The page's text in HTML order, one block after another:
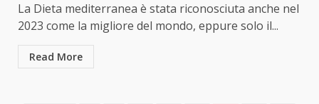
La Dieta mediterranea è stata riconosciuta anche nel
2023 come la migliore del mondo, eppure solo il...
Read More